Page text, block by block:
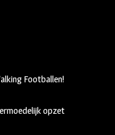
Footballen!
opzet